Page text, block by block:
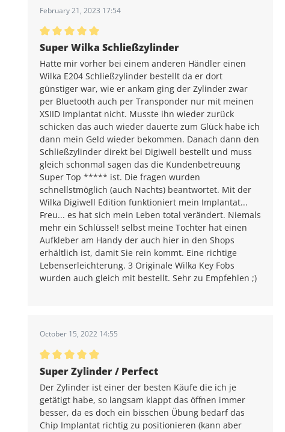
February 21, 2023 17:54
Average rating of 5 out of 5 stars
Super Wilka Schließzylinder
Hatte mir vorher bei einem anderen Händler einen
Wilka E204 Schließzylinder bestellt da er dort
günstiger war, wie er ankam ging der Zylinder zwar
per Bluetooth auch per Transponder nur mit meinen
XSIID Implantat nicht. Musste ihn wieder zurück
schicken das auch wieder dauerte zum Glück habe ich
dann mein Geld wieder bekommen. Danach dann den
Schließzylinder direkt bei Digiwell bestellt und muss
gleich schonmal sagen das die Kundenbetreuung
Super Top ***** ist. Die fragen wurden
schnellstmöglich (auch Nachts) beantwortet. Mit der
Wilka Digiwell Edition funktioniert mein Implantat...
Freu... es hat sich mein Leben total verändert. Niemals
mehr ein Schlüssel! selbst meine Tochter hat einen
Aufkleber am Handy der auch hier in den Shops
erhältlich ist, damit Sie rein kommt. Eine richtige
Lebenserleichterung. 3 Originale Wilka Key Fobs
wurden auch gleich mit bestellt. Sehr zu Empfehlen ;)
October 15, 2022 14:55
Average rating of 5 out of 5 stars
Super Zylinder / Perfect
Der Zylinder ist einer der besten Käufe die ich je
getätigt habe, so langsam klappt das öffnen immer
besser, da es doch ein bisschen Übung bedarf das
Chip Implantat richtig zu positionieren (kann aber